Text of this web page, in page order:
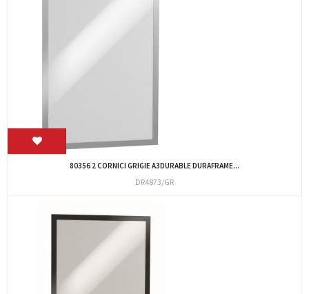
80356 2 CORNICI GRIGIE A3DURABLE DURAFRAME...
DR4873/GR